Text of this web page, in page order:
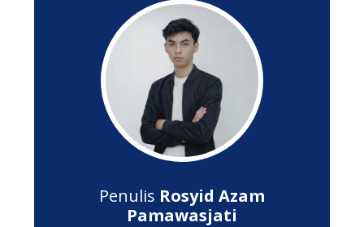
Penulis Rosyid Azam
Pamawasjati